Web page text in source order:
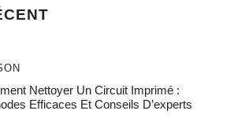
Nettoyer Un Circuit Imprimé :
Efficaces Et Conseils D’experts